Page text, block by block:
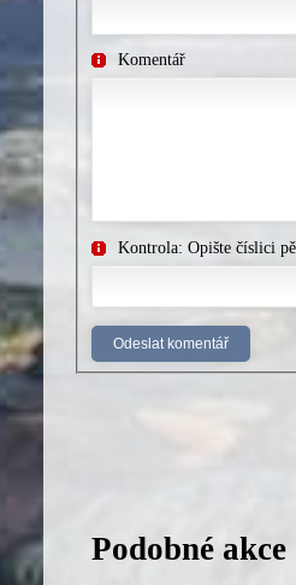
Komentář
Kontrola: Opište číslici
Podobné akce